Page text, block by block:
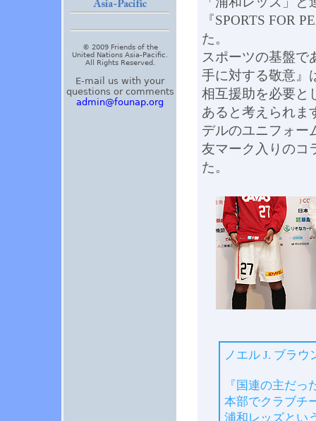
© 2009 Friends of the
United Nations Asia-Pacific.
All Rights Reserved.
E-mail us with your
questions or comments
admin@founap.org
『SPORTS FOR
た。
スポーツの基盤で
手に対する敬意』
相互援助を必要と
あると考えられま
デルのユニフォー
友マーク入りのコ
た。
ノエル J. ブラ
『国連の主だ
本部でクラブチ
浦和レッズとい